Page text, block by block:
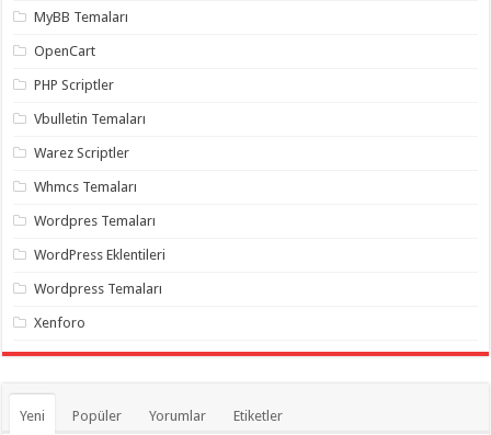
MyBB Temaları
OpenCart
PHP Scriptler
Vbulletin Temaları
Warez Scriptler
Whmcs Temaları
Wordpres Temaları
WordPress Eklentileri
Wordpress Temaları
Xenforo
Yeni Popüler Yorumlar Etiketler